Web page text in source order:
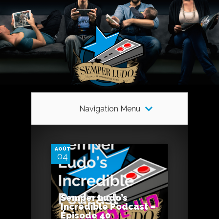
Navigation Menu
AOÛT
04
Semper Ludo’s
Incredible Podcast –
Épisode 40
0